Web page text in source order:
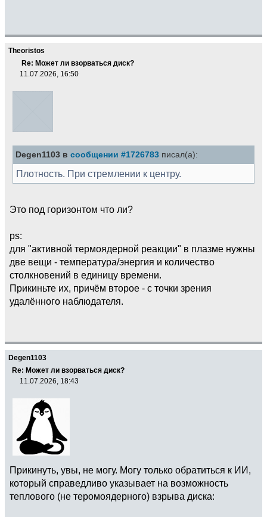
Theoristos
Re: Может ли взорваться диск?
11.07.2026, 16:50
Degen1103 в сообщении #1726783 писал(а):
Плотность. При стремлении к центру.
Это под горизонтом что ли?
ps:
для "активной термоядерной реакции" в плазме нужны
две вещи - температура/энергия и количество
столкновений в единицу времени.
Прикиньте их, причём второе - с точки зрения
удалённого наблюдателя.
Degen1103
Re: Может ли взорваться диск?
11.07.2026, 18:43
Прикинуть, увы, не могу. Могу только обратиться к ИИ,
который справедливо указывает на возможность
теплового (не теромоядерного) взрыва диска: